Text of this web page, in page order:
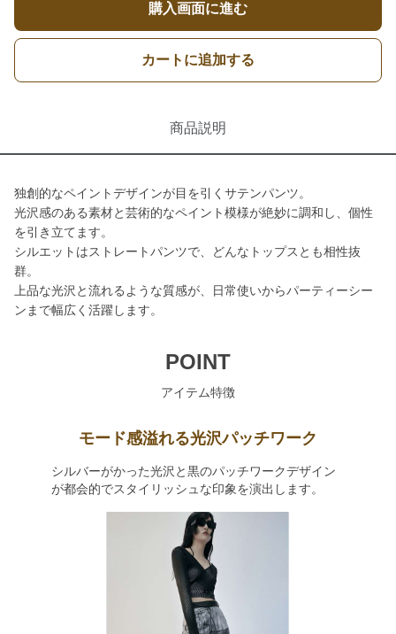
購入画面に進む
カートに追加する
商品説明
独創的なペイントデザインが目を引くサテンパンツ。
光沢感のある素材と芸術的なペイント模様が絶妙に調和し、個性
を引き立てます。
シルエットはストレートパンツで、どんなトップスとも相性抜
群。
上品な光沢と流れるような質感が、日常使いからパーティーシー
ンまで幅広く活躍します。
POINT
アイテム特徴
モード感溢れる光沢パッチワーク
シルバーがかった光沢と黒のパッチワークデザイン
が都会的でスタイリッシュな印象を演出します。